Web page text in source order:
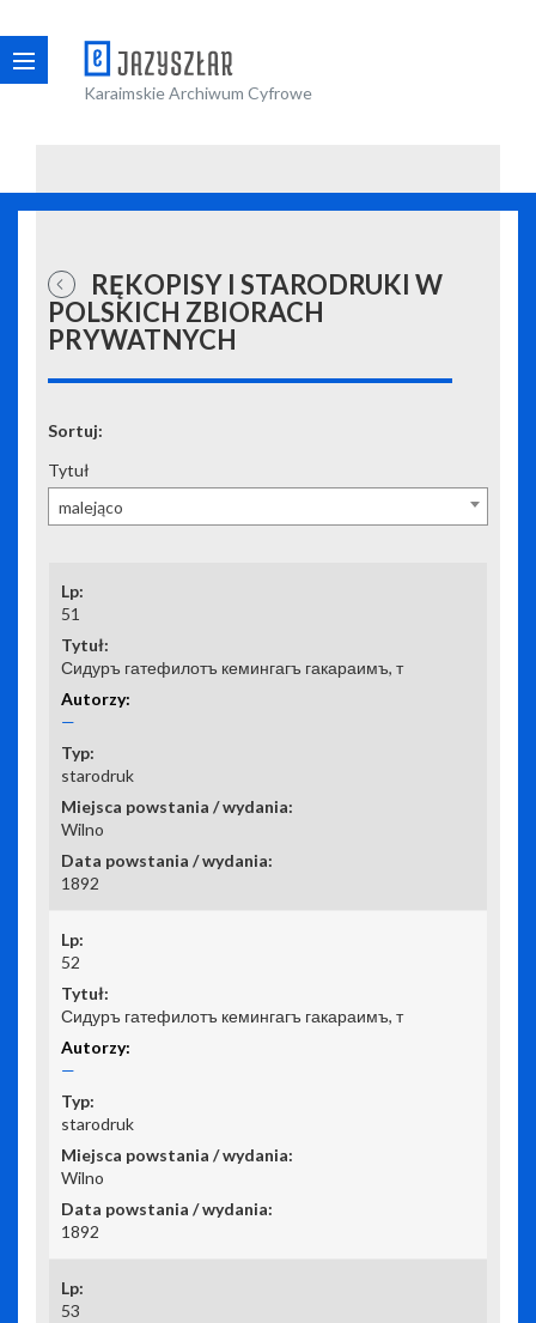
Karaimskie Archiwum Cyfrowe
RĘKOPISY I STARODRUKI W
POLSKICH ZBIORACH
PRYWATNYCH
Sortuj:
Tytuł
malejąco
51
Сидуръ гатефилотъ кемингагъ гакараимъ, т
—
starodruk
Wilno
1892
52
Сидуръ гатефилотъ кемингагъ гакараимъ, т
—
starodruk
Wilno
1892
53